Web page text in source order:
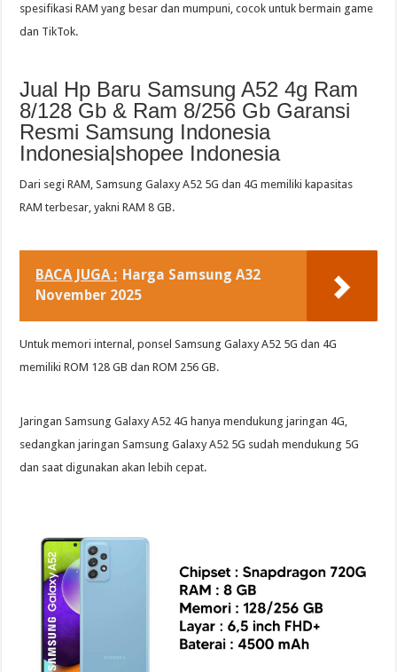
spesifikasi RAM yang besar dan mumpuni, cocok untuk bermain game
dan TikTok.
Jual Hp Baru Samsung A52 4g Ram
8/128 Gb & Ram 8/256 Gb Garansi
Resmi Samsung Indonesia
Indonesia|shopee Indonesia
Dari segi RAM, Samsung Galaxy A52 5G dan 4G memiliki kapasitas
RAM terbesar, yakni RAM 8 GB.
BACA JUGA : Harga Samsung A32
November 2025
Untuk memori internal, ponsel Samsung Galaxy A52 5G dan 4G
memiliki ROM 128 GB dan ROM 256 GB.
Jaringan Samsung Galaxy A52 4G hanya mendukung jaringan 4G,
sedangkan jaringan Samsung Galaxy A52 5G sudah mendukung 5G
dan saat digunakan akan lebih cepat.